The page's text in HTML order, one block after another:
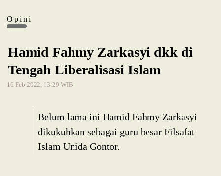
Opini
Hamid Fahmy Zarkasyi dkk di
Tengah Liberalisasi Islam
16 Feb 2022, 13:29 WIB
Belum lama ini Hamid Fahmy Zarkasyi
dikukuhkan sebagai guru besar Filsafat
Islam Unida Gontor.